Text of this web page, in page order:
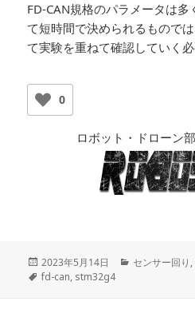
FD-CAN規格のパラメータは
て短時間で決められるもので
て実験を重ねて確認していく必
0
ロボット・ドローン
投
稿
2023年5月14日
カ
センサー回り ,
タ
fd-can, stm32g4